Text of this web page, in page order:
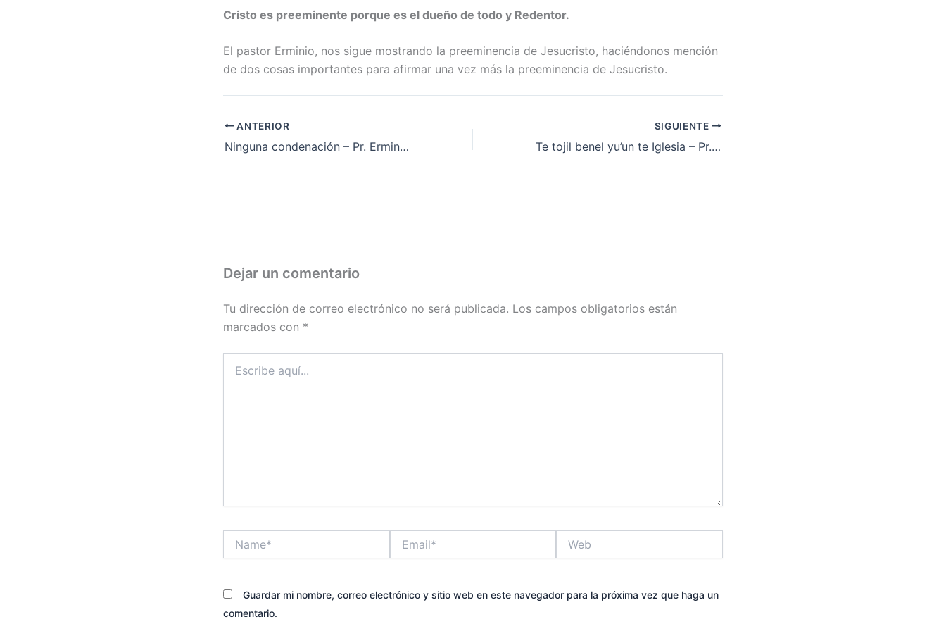
Cristo es preeminente porque es el dueño de todo y Redentor.
El pastor Erminio, nos sigue mostrando la preeminencia de Jesucristo, haciéndonos mención
de dos cosas importantes para afirmar una vez más la preeminencia de Jesucristo.
ANTERIOR
Ninguna condenación – Pr. Erminio Encinos
SIGUIENTE
Te tojil benel yu’un te Iglesia – Pr. Erminio Encinos (Parte 11)
Dejar un comentario
Tu dirección de correo electrónico no será publicada. Los campos obligatorios están
marcados con *
aquí...
Guardar mi nombre, correo electrónico y sitio web en este navegador para la próxima vez que haga un
comentario.